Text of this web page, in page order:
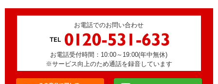
お電話でのお問い合わせ
お電話受付時間：10:00～19:00(年中無休)
※サービス向上のため通話を録音しています